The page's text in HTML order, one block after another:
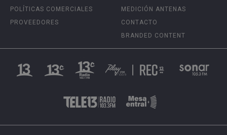
POLÍTICAS COMERCIALES
PROVEEDORES
MEDICIÓN ANTENAS
CONTACTO
BRANDED CONTENT